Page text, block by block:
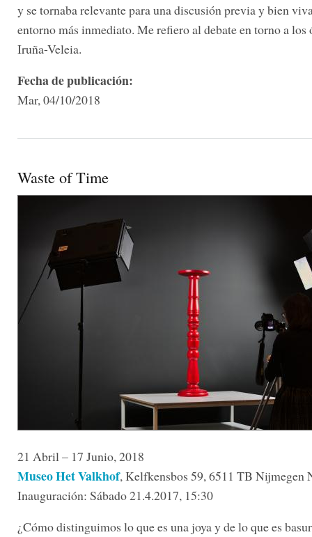
y se tornaba relevante para una discusión previa y bien
entorno más inmediato. Me refiero al debate en torno a los
Iruña-Veleia.
Fecha de publicación:
Mar, 04/10/2018
Waste of Time
21 Abril – 17 Junio, 2018
Museo Het Valkhof, Kelfkensbos 59, 6511 TB Nijmegen
Inauguración: Sábado 21.4.2017, 15:30
¿Cómo distinguimos lo que es una joya y de lo que es